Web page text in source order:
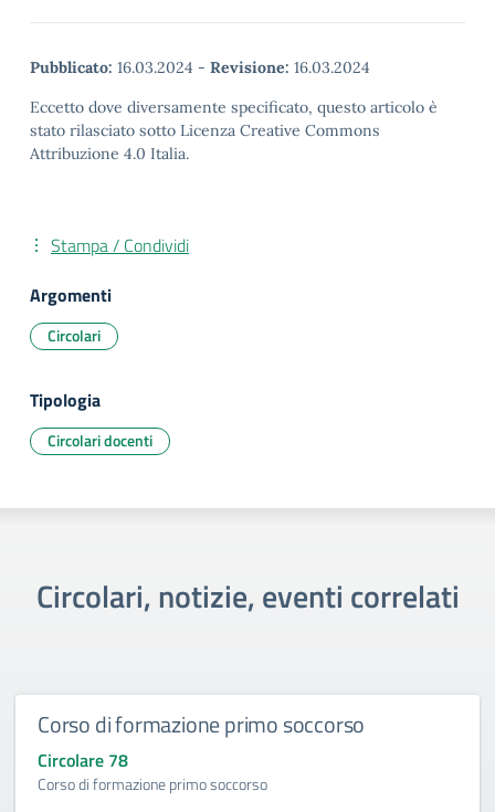
Pubblicato: 16.03.2024 - Revisione: 16.03.2024
Eccetto dove diversamente specificato, questo articolo è
stato rilasciato sotto Licenza Creative Commons
Attribuzione 4.0 Italia.
Stampa / Condividi
Argomenti
Circolari
Tipologia
Circolari docenti
Circolari, notizie, eventi correlati
Corso di formazione primo soccorso
Circolare 78
Corso di formazione primo soccorso